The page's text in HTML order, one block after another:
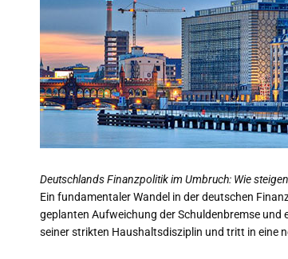
Deutschlands Finanzpolitik im Umbruch: Wie
Ein fundamentaler Wandel in der deutschen
geplanten Aufweichung der Schuldenbremse
seiner strikten Haushaltsdisziplin und tritt in eine